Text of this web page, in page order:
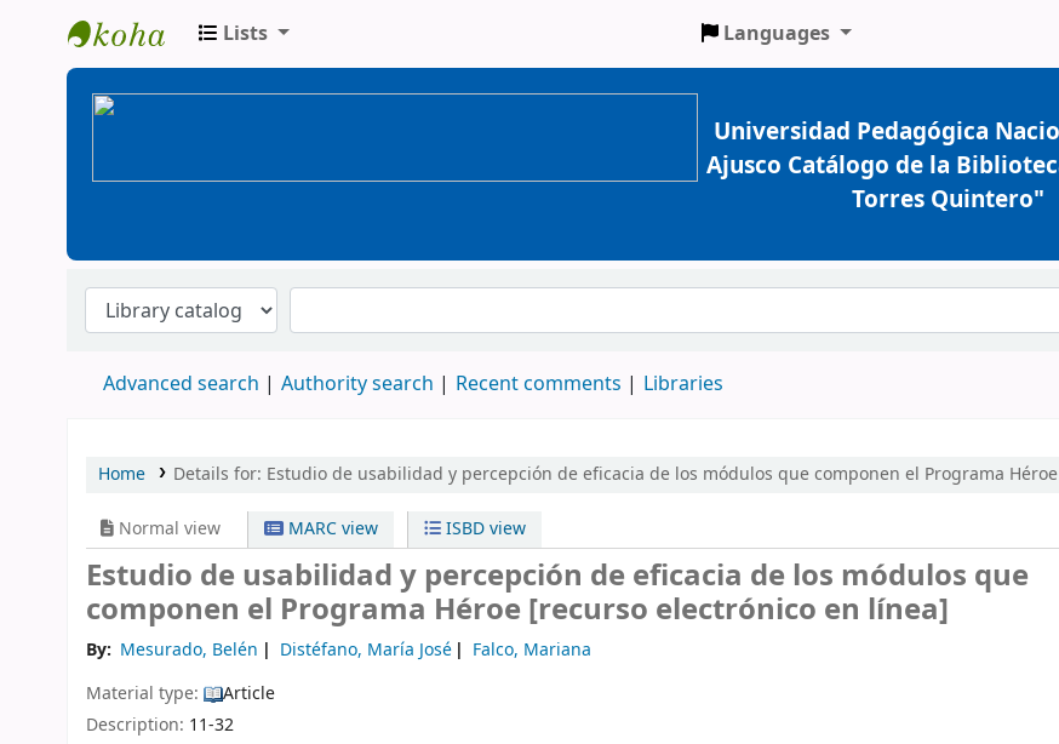
BiblioGTQ
Lists Languages
Universidad Pedagógica
Ajusco Catálogo de la
Torres Quintero"
Advanced search Authority search Recent comments Libraries
Home Details for: Estudio de usabilidad y percepción de eficacia de los módulos que componen el Programa Héroe
Normal view MARC view ISBD view
Estudio de usabilidad y percepción de eficacia de los módulos que
componen el Programa Héroe [recurso electrónico en línea]
By: Mesurado, Belén Distéfano, María José
Falco, Mariana
Material type:
Article
Description: 11-32